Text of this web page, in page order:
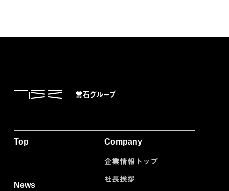
Top
News
Company
企業情報トップ
社長挨拶